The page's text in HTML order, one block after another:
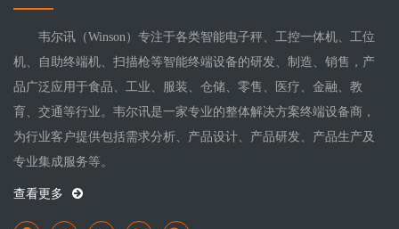
韦尔讯（Winson）专注于各类智能电子秤、工控一体机、工位
机、自助终端机、扫描枪等智能终端设备的研发、制造、销售，产
品广泛应用于食品、工业、服装、仓储、零售、医疗、金融、教
育、交通等行业。韦尔讯是一家专业的整体解决方案终端设备商，
为行业客户提供包括需求分析、产品设计、产品研发、产品生产及
专业集成服务等。
查看更多